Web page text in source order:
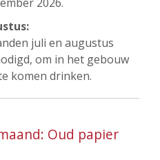
juli en augustus
om in het gebouw
komen drinken.
Oud papier